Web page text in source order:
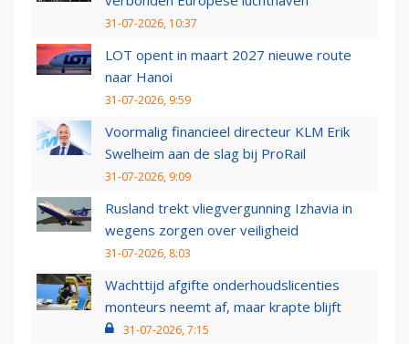
31-07-2026, 10:37
LOT opent in maart 2027 nieuwe route
naar Hanoi
31-07-2026, 9:59
Voormalig financieel directeur KLM Erik
Swelheim aan de slag bij ProRail
31-07-2026, 9:09
Rusland trekt vliegvergunning Izhavia in
wegens zorgen over veiligheid
31-07-2026, 8:03
Wachttijd afgifte onderhoudslicenties
monteurs neemt af, maar krapte blijft
31-07-2026, 7:15